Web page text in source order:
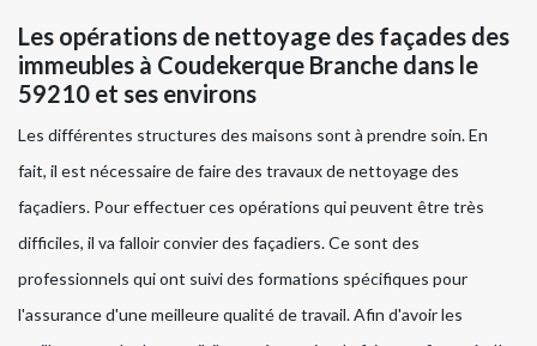
Les opérations de nettoyage des façades des
immeubles à Coudekerque Branche dans le
59210 et ses environs
Les différentes structures des maisons sont à prendre soin. En
fait, il est nécessaire de faire des travaux de nettoyage des
façadiers. Pour effectuer ces opérations qui peuvent être très
difficiles, il va falloir convier des façadiers. Ce sont des
professionnels qui ont suivi des formations spécifiques pour
l'assurance d'une meilleure qualité de travail. Afin d'avoir les